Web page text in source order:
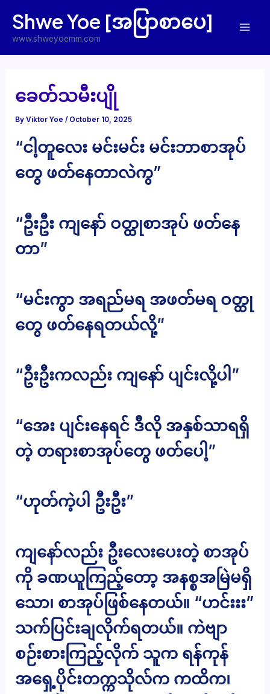
content
Shwe Yoe [အပြာစာပေ]
www.shweyoemm.com
ခေတ်သမီးပျို
ByViktor Yoe/ October 10, 2025
“ငါ့တူလေး မင်းမင်း မင်းဘာစာအုပ်
တွေ ဖတ်နေတာလဲကွ”
“ဦးဦး ကျနော် ဝတ္ထုစာအုပ် ဖတ်နေ
တာ”
“မင်းကွာ အရည်မရ အဖတ်မရ ဝတ္ထု
တွေ ဖတ်နေရတယ်လို့”
“ဦးဦးကလည်း ကျနော် ပျင်းလို့ပါ”
“အေး ပျင်းနေရင် ဒီလို အနှစ်သာရရှိ
တဲ့ တရားစာအုပ်တွေ ဖတ်ပေါ့”
“ဟုတ်ကဲ့ပါ ဦးဦး”
ကျနော်လည်း ဦးလေးပေးတဲ့ စာအုပ်
ကို ခဏယူကြည့်တော့ အနစ္စအမြဲမရှိ
သော၊ စာအုပ်ဖြစ်နေတယ်။ “ဟင်းးး”
သက်ပြင်းချလိုက်ရတယ်။ ကဲဗျာ
စဉ်းစားကြည့်လိုက် သူက ရန်ကုန်
အရှေ့ပိုင်းတက္ကသိုလ်က ကထိက၊